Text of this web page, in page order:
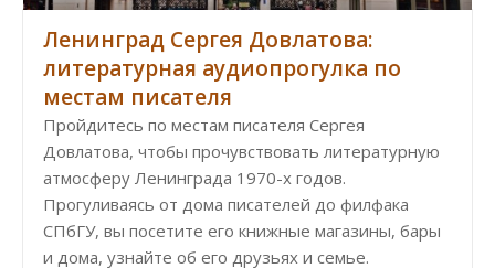
Ленинград Сергея Довлатова:
литературная аудиопрогулка по
местам писателя
Пройдитесь по местам писателя Сергея
Довлатова, чтобы прочувствовать литературную
атмосферу Ленинграда 1970-х годов.
Прогуливаясь от дома писателей до филфака
СПбГУ, вы посетите его книжные магазины, бары
и дома, узнайте об его друзьях и семье.